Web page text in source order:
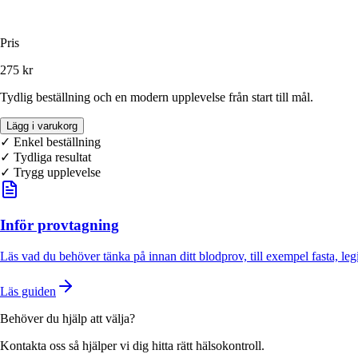
Pris
275 kr
Tydlig beställning och en modern upplevelse från start till mål.
Lägg i varukorg
✓ Enkel beställning
✓ Tydliga resultat
✓ Trygg upplevelse
Inför provtagning
Läs vad du behöver tänka på innan ditt blodprov, till exempel fasta,
Läs guiden
Behöver du hjälp att välja?
Kontakta oss så hjälper vi dig hitta rätt hälsokontroll.